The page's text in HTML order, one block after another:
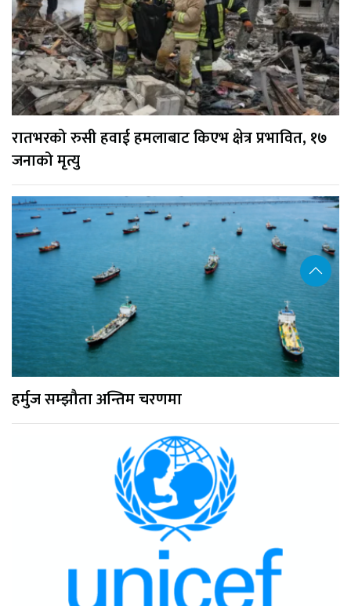
रातभरको रुसी हवाई हमलाबाट किएभ क्षेत्र प्रभावित, १७
जनाको मृत्यु
हर्मुज सम्झौता अन्तिम चरणमा